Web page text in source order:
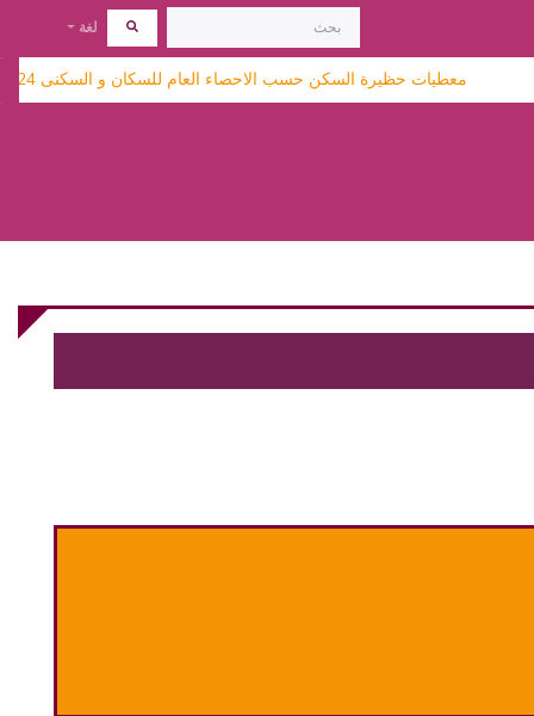
لغة
معطيات حظيرة السكن حسب الاحصاء العام للسكان و السكنى 2024 متاحة